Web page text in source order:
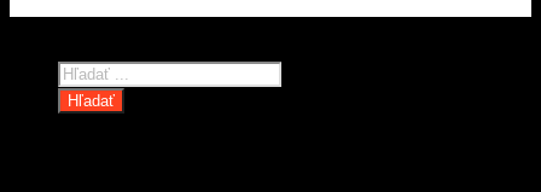
Products
search
Hľadať